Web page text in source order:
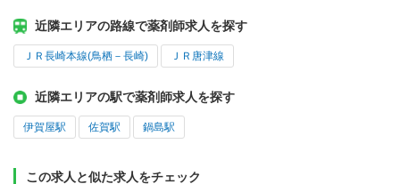
近隣エリアの路線で薬剤師求人を探す
ＪＲ長崎本線(鳥栖－長崎) ＪＲ唐津線
近隣エリアの駅で薬剤師求人を探す
伊賀屋駅 佐賀駅 鍋島駅
この求人と似た求人をチェック